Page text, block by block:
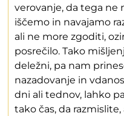
verovanje, da tega
iščemo in navajamo
ali ne more zgoditi,
posrečilo. Tako
deležni, pa nam
nazadovanje in
dni ali tednov, lahko
tako čas, da